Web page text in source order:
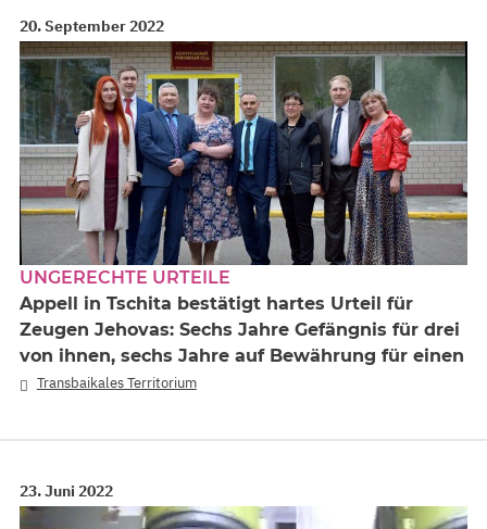
20. September 2022
UNGERECHTE URTEILE
Appell in Tschita bestätigt hartes Urteil für
Zeugen Jehovas: Sechs Jahre Gefängnis für drei
von ihnen, sechs Jahre auf Bewährung für einen
Transbaikales Territorium
23. Juni 2022